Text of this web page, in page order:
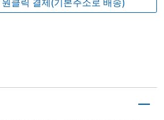
원클릭 결제(기본주소로 배송)